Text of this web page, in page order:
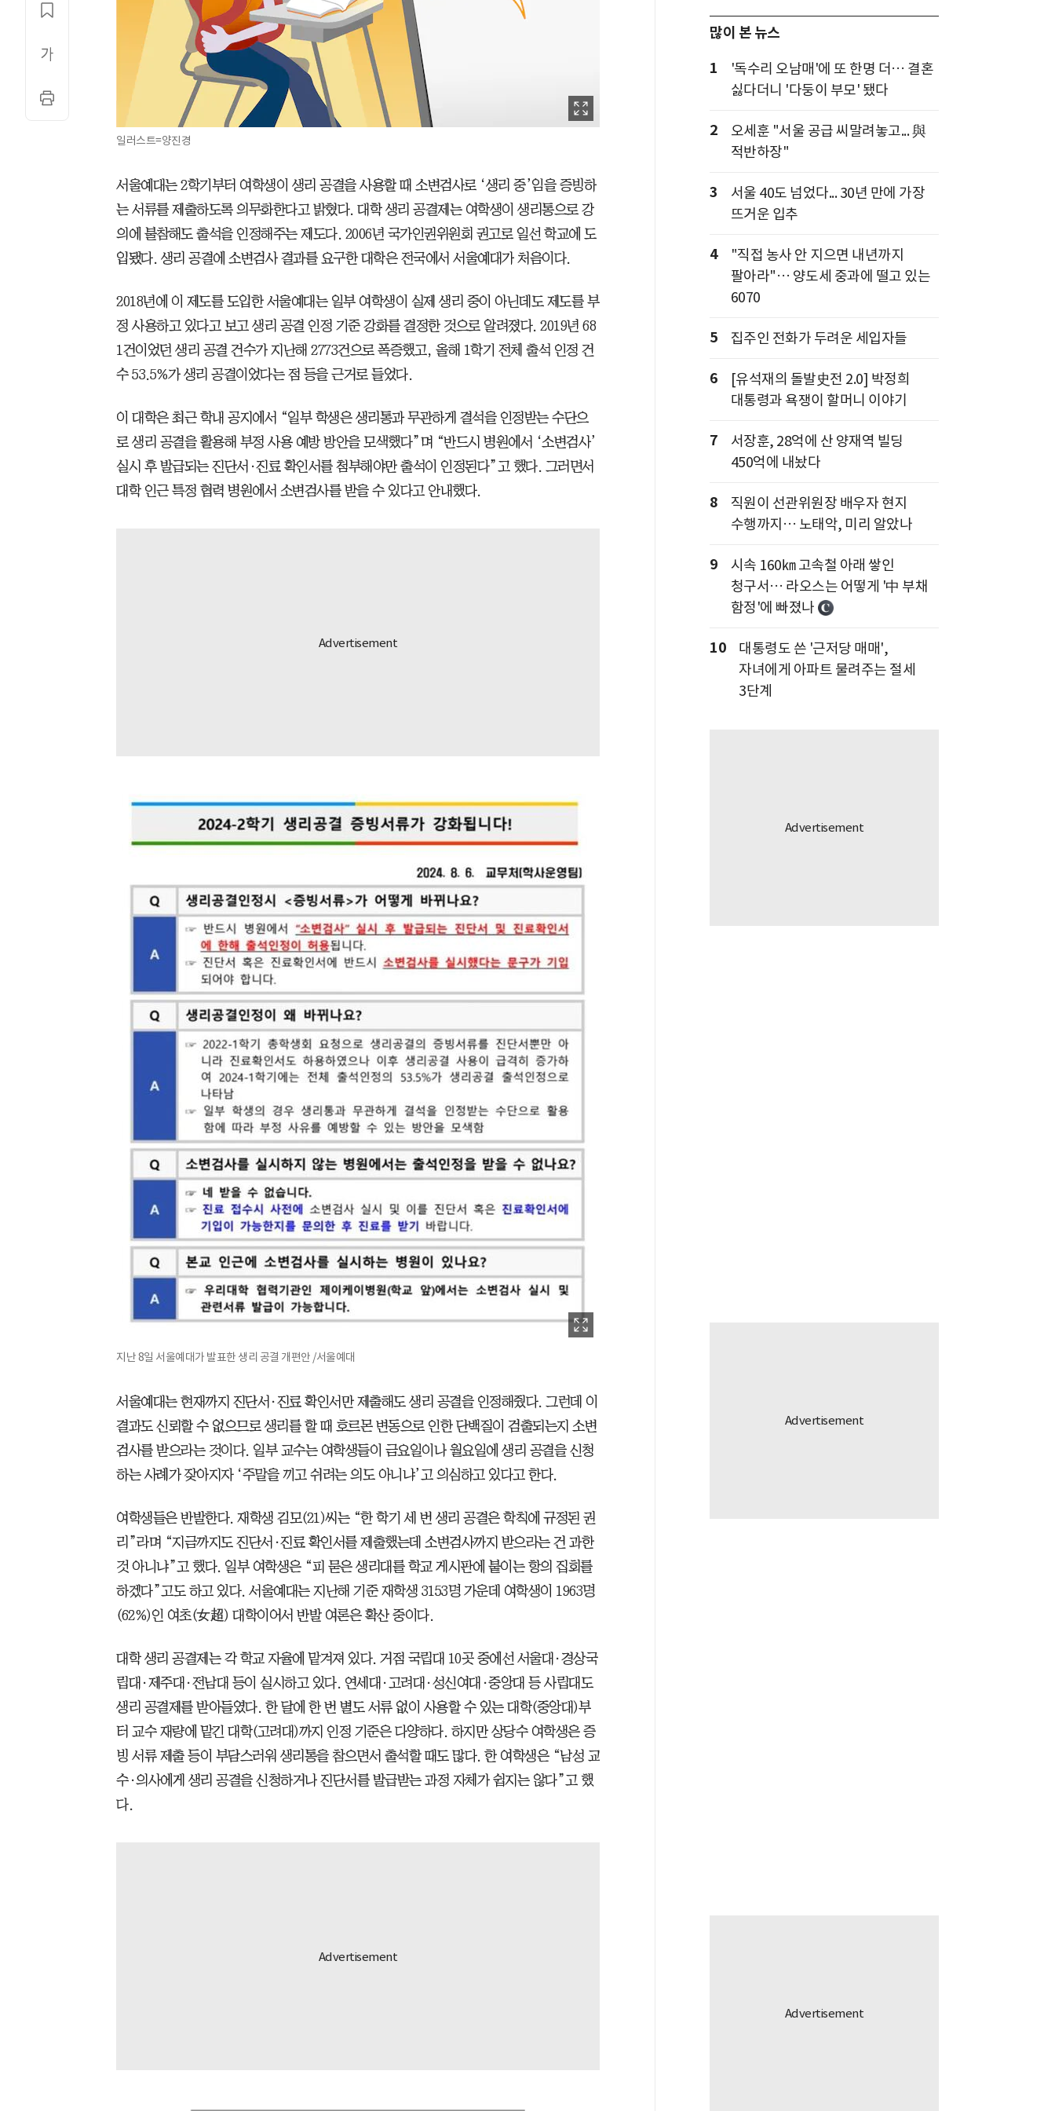
일러스트=양진경
서울예대는 2학기부터 여학생이 생리 공결을 사용할 때 소변검사로 ‘생리 중’임을 증빙하
는 서류를 제출하도록 의무화한다고 밝혔다. 대학 생리 공결제는 여학생이 생리통으로 강
의에 불참해도 출석을 인정해주는 제도다. 2006년 국가인권위원회 권고로 일선 학교에 도
입됐다. 생리 공결에 소변검사 결과를 요구한 대학은 전국에서 서울예대가 처음이다.
2018년에 이 제도를 도입한 서울예대는 일부 여학생이 실제 생리 중이 아닌데도 제도를 부
정 사용하고 있다고 보고 생리 공결 인정 기준 강화를 결정한 것으로 알려졌다. 2019년 68
1건이었던 생리 공결 건수가 지난해 2773건으로 폭증했고, 올해 1학기 전체 출석 인정 건
수 53.5%가 생리 공결이었다는 점 등을 근거로 들었다.
이 대학은 최근 학내 공지에서 “일부 학생은 생리통과 무관하게 결석을 인정받는 수단으
로 생리 공결을 활용해 부정 사용 예방 방안을 모색했다”며 “반드시 병원에서 ‘소변검사’
실시 후 발급되는 진단서·진료 확인서를 첨부해야만 출석이 인정된다”고 했다. 그러면서
대학 인근 특정 협력 병원에서 소변검사를 받을 수 있다고 안내했다.
지난 8일 서울예대가 발표한 생리 공결 개편안 /서울예대
서울예대는 현재까지 진단서·진료 확인서만 제출해도 생리 공결을 인정해줬다. 그런데 이
결과도 신뢰할 수 없으므로 생리를 할 때 호르몬 변동으로 인한 단백질이 검출되는지 소변
검사를 받으라는 것이다. 일부 교수는 여학생들이 금요일이나 월요일에 생리 공결을 신청
하는 사례가 잦아지자 ‘주말을 끼고 쉬려는 의도 아니냐’고 의심하고 있다고 한다.
여학생들은 반발한다. 재학생 김모(21)씨는 “한 학기 세 번 생리 공결은 학칙에 규정된 권
리”라며 “지금까지도 진단서·진료 확인서를 제출했는데 소변검사까지 받으라는 건 과한
것 아니냐”고 했다. 일부 여학생은 “피 묻은 생리대를 학교 게시판에 붙이는 항의 집회를
하겠다”고도 하고 있다. 서울예대는 지난해 기준 재학생 3153명 가운데 여학생이 1963명
(62%)인 여초(女超) 대학이어서 반발 여론은 확산 중이다.
대학 생리 공결제는 각 학교 자율에 맡겨져 있다. 거점 국립대 10곳 중에선 서울대·경상국
립대·제주대·전남대 등이 실시하고 있다. 연세대·고려대·성신여대·중앙대 등 사립대도
생리 공결제를 받아들였다. 한 달에 한 번 별도 서류 없이 사용할 수 있는 대학(중앙대)부
터 교수 재량에 맡긴 대학(고려대)까지 인정 기준은 다양하다. 하지만 상당수 여학생은 증
빙 서류 제출 등이 부담스러워 생리통을 참으면서 출석할 때도 많다. 한 여학생은 “남성 교
수·의사에게 생리 공결을 신청하거나 진단서를 발급받는 과정 자체가 쉽지는 않다”고 했
다.
많이 본 뉴스
1
'독수리 오남매'에 또 한명 더… 결혼
싫다더니 '다둥이 부모' 됐다
2
오세훈 "서울 공급 씨말려놓고... 與
적반하장"
3
서울 40도 넘었다... 30년 만에 가장
뜨거운 입추
4
"직접 농사 안 지으면 내년까지
팔아라"… 양도세 중과에 떨고 있는
6070
5 집주인 전화가 두려운 세입자들
6
[유석재의 돌발史전 2.0] 박정희
대통령과 욕쟁이 할머니 이야기
7
서장훈, 28억에 산 양재역 빌딩
450억에 내놨다
8
직원이 선관위원장 배우자 현지
수행까지… 노태악, 미리 알았나
9
시속 160㎞ 고속철 아래 쌓인
청구서… 라오스는 어떻게 '中 부채
함정'에 빠졌나
10
대통령도 쓴 '근저당 매매',
자녀에게 아파트 물려주는 절세
3단계